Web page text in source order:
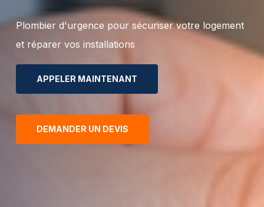
Plombier d'urgence pour sécuriser votre logement
et réparer vos installations
APPELER MAINTENANT
DEMANDER UN DEVIS